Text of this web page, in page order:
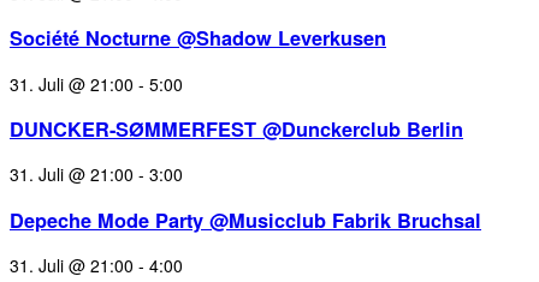
Société Nocturne @Shadow Leverkusen
31. Juli @ 21:00 - 5:00
DUNCKER-SØMMERFEST @Dunckerclub Berlin
31. Juli @ 21:00 - 3:00
Depeche Mode Party @Musicclub Fabrik Bruchsal
31. Juli @ 21:00 - 4:00